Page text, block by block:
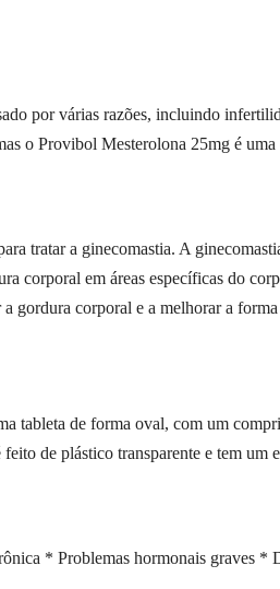
por várias razões, incluindo
o Provibol Mesterolona 25mg é
tratar a ginecomastia. A
corporal em áreas específicas do
gordura corporal e a melhorar a
tableta de forma oval, com um
de plástico transparente e tem um
* Problemas hormonais graves *